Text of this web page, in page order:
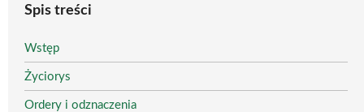
Spis treści
Wstęp
Życiorys
Ordery i odznaczenia